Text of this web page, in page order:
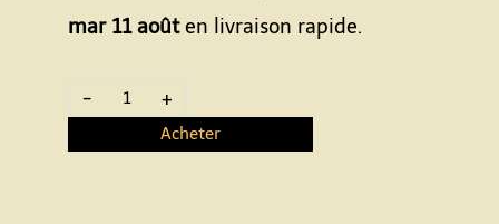
mar 11 aoûten livraison rapide.
- +
Acheter